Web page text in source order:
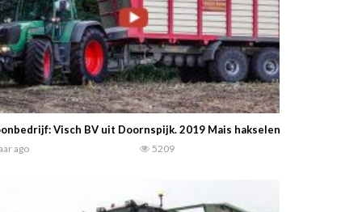
Visch BV uit Doornspijk. 2019 Mais hakselen met een New
ago 5209